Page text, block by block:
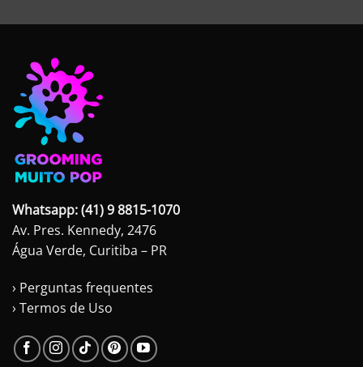
era:
é:
Whatsapp: (41) 9 8815-1070
Av. Pres. Kennedy, 2476
Água Verde, Curitiba – PR
› Perguntas frequentes
› Termos de Uso